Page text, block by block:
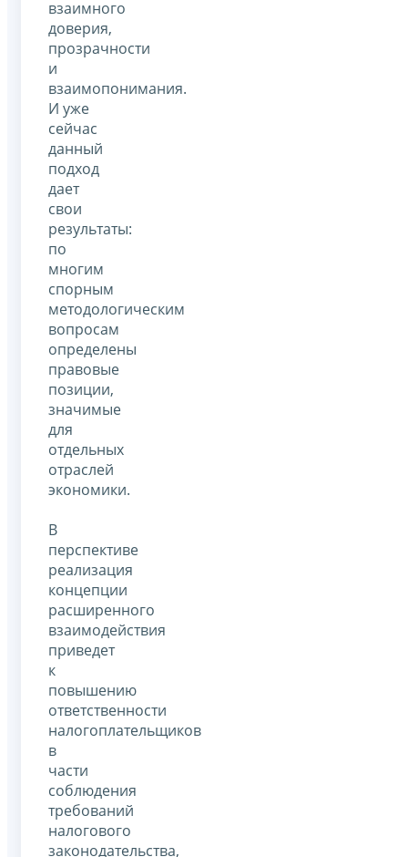
взаимного
доверия,
прозрачности
и
взаимопонимания.
И уже
сейчас
данный
подход
дает
свои
результаты:
по
многим
спорным
методологическим
вопросам
определены
правовые
позиции,
значимые
для
отдельных
отраслей
экономики.
В
перспективе
реализация
концепции
расширенного
взаимодействия
приведет
к
повышению
ответственности
налогоплательщиков
в
части
соблюдения
требований
налогового
законодательства,